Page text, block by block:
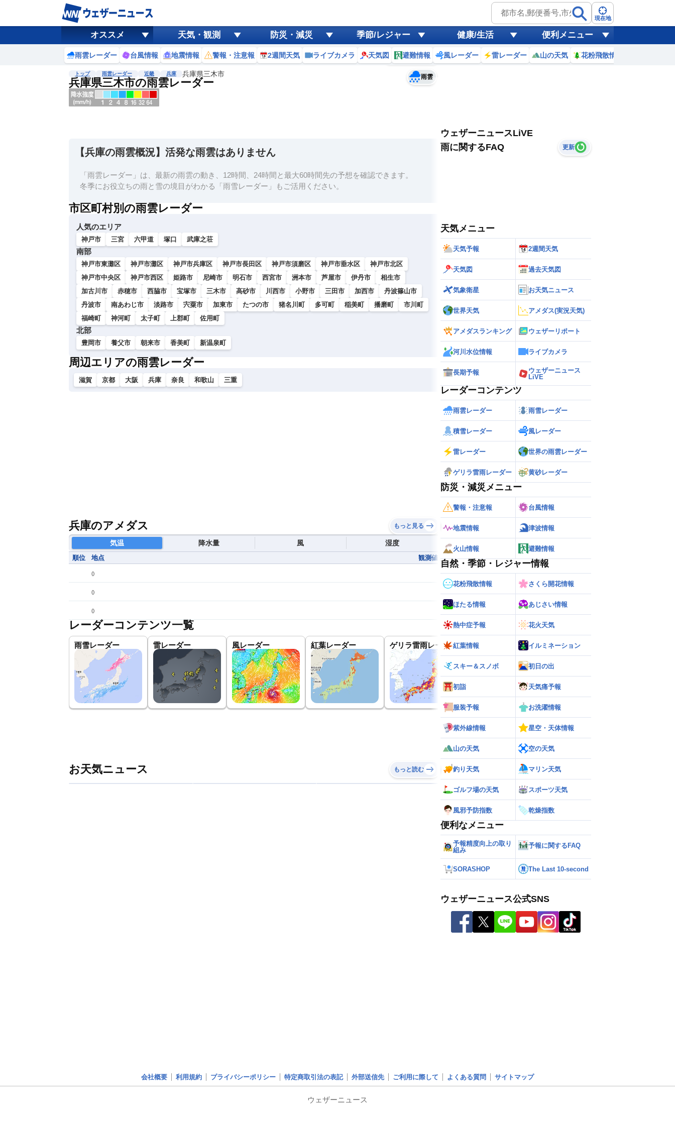
現在地
オススメ 天気・観測 防災・減災 季節/レジャー 健康/生活 便利メニュー
雨雲レーダー 台風情報 地震情報 警報・注意報 2週間天気 ライブカメラ 天気図 避難情報 風レーダー 雷レーダー 山の天気 花粉飛散情報
トップ 雨雲レーダー 近畿 兵庫 兵庫県三木市
兵庫県三木市の雨雲レーダー 雨雲
予報士コメント
黄砂
天気 台風
【兵庫の雨雲概況】活発な雨雲はありません
「雨雲レーダー」は、最新の雨雲の動き、12時間、24時間と最大60時間先の予想を確認できます。
冬季にお役立ちの雨と雪の境目がわかる「雨雪レーダー」もご活用ください。
市区町村別の雨雲レーダー
人気のエリア
神戸市 三宮 六甲道 塚口 武庫之荘
南部
神戸市東灘区 神戸市灘区 神戸市兵庫区 神戸市長田区 神戸市須磨区 神戸市垂水区
神戸市北区
神戸市中央区
神戸市西区 姫路市 尼崎市 明石市 西宮市 洲本市 芦屋市 伊丹市
相生市
加古川市
赤穂市 西脇市 宝塚市 三木市 高砂市 川西市 小野市 三田市 加西市
丹波篠山市
丹波市
南あわじ市 淡路市 宍粟市 加東市 たつの市 猪名川町 多可町 稲美町 播磨町
市川町
福崎町
神河町 太子町 上郡町 佐用町
北部
豊岡市 養父市 朝来市 香美町 新温泉町
周辺エリアの雨雲レーダー
滋賀 京都 大阪 兵庫 奈良 和歌山 三重
兵庫のアメダス もっと見る
気温 降水量 風 湿度
順位 地点 観測値
()
()
()
レーダーコンテンツ一覧
雨雪レーダー 雷レーダー 風レーダー 紅葉レーダー ゲリラ雷雨レーダー 世界の雨雲レーダー
お天気ニュース もっと読む
ウェザーニュースLiVE
雨に関するFAQ
更新
天気メニュー
天気予報 2週間天気
天気図 過去天気図
気象衛星 お天気ニュース
世界天気 アメダス(実況天気)
アメダスランキング ウェザーリポート
河川水位情報 ライブカメラ
長期予報
ウェザーニュース
LiVE
レーダーコンテンツ
雨雲レーダー 雨雪レーダー
積雪レーダー 風レーダー
雷レーダー 世界の雨雲レーダー
ゲリラ雷雨レーダー 黄砂レーダー
防災・減災メニュー
警報・注意報 台風情報
地震情報 津波情報
火山情報 避難情報
自然・季節・レジャー情報
花粉飛散情報 さくら開花情報
ほたる情報 あじさい情報
熱中症予報 花火天気
紅葉情報 イルミネーション
スキー＆スノボ 初日の出
初詣 天気痛予報
服装予報 お洗濯情報
紫外線情報 星空・天体情報
山の天気 空の天気
釣り天気 マリン天気
ゴルフ場の天気 スポーツ天気
風邪予防指数 乾燥指数
便利なメニュー
予報精度向上の取り
組み
予報に関するFAQ
SORASHOP The Last 10-second
ウェザーニュース公式SNS
会社概要 利用規約 プライバシーポリシー 特定商取引法の表記 外部送信先 ご利用に際して よくある質問 サイトマップ
ウェザーニュース